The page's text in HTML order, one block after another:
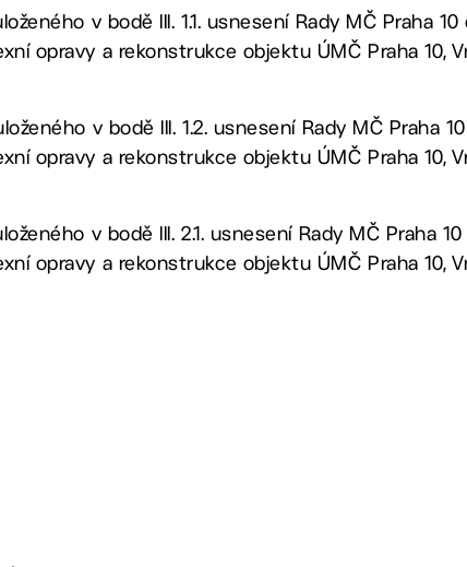
v bodě III. 1.1. usnesení Rady MČ Praha
opravy a rekonstrukce objektu ÚMČ Praha 10,
v bodě III. 1.2. usnesení Rady MČ Praha
opravy a rekonstrukce objektu ÚMČ Praha 10,
v bodě III. 2.1. usnesení Rady MČ Praha
opravy a rekonstrukce objektu ÚMČ Praha 10,